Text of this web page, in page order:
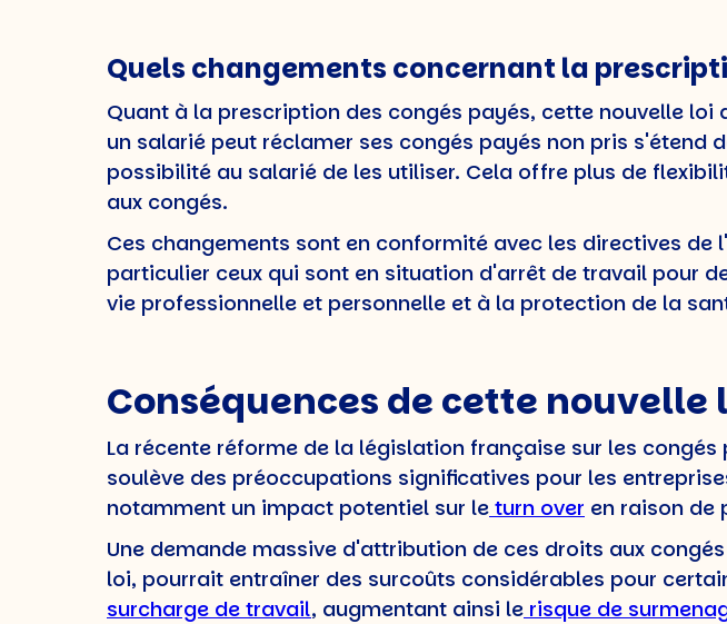
Quels changements concernant la
Quant à la prescription des congés payés, cette nouvelle
un salarié peut réclamer ses congés payés non pris
possibilité au salarié de les utiliser. Cela offre plus de
aux congés.
Ces changements sont en conformité avec les directives
particulier ceux qui sont en situation d'arrêt de travail pour
vie professionnelle et personnelle et à la protection de la
Conséquences de cette
La récente réforme de la législation française sur les
soulève des préoccupations significatives pour les
notamment un impact potentiel sur le turn over en raison de
Une demande massive d'attribution de ces droits aux
loi, pourrait entraîner des surcoûts considérables pour
surcharge de travail, augmentant ainsi le risque de